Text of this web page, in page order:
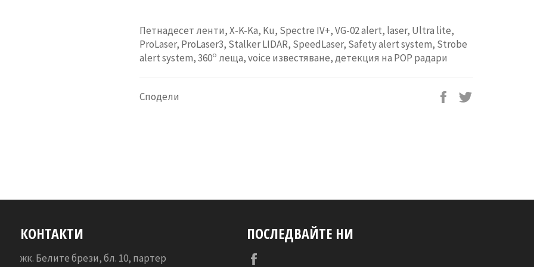
Петнадесет ленти, X-K-Ka, Ku, Spectre IV+, VG-02 alert, laser, Ultra lite,
ProLaser, ProLaser3, Stalker LIDAR, SpeedLaser, Safety alert system, Strobe
alert system, 360o леща, voice известяване, детекция на POP радари
Сподели
Сподели
КОНТАКТИ
жк. Белите брези, бл. 10, партер
ПОСЛЕДВАЙТЕ НИ